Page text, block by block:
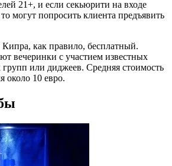
21+, и если секьюрити на входе
могут попросить клиента предъявить
как правило, бесплатный.
вечеринки с участием известных
или диджеев. Средняя стоимость
около 10 евро.